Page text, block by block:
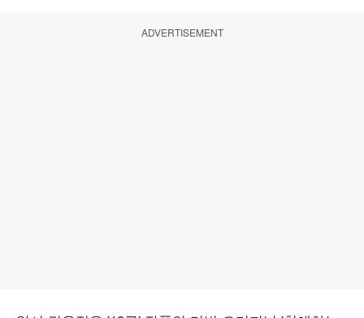
ADVERTISEMENT